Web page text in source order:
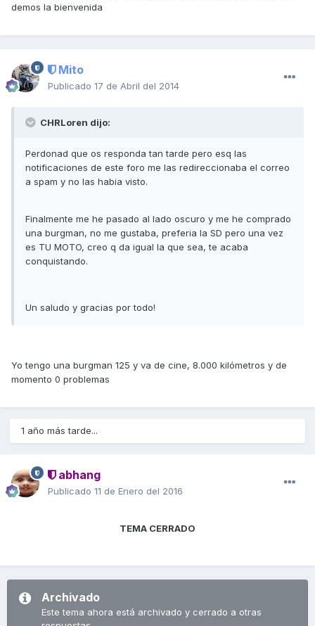
demos la bienvenida
Mito
Publicado 17 de Abril del 2014
CHRLoren dijo:
Perdonad que os responda tan tarde pero esq las
notificaciones de este foro me las redireccionaba el correo
a spam y no las habia visto.
Finalmente me he pasado al lado oscuro y me he comprado
una burgman, no me gustaba, preferia la SD pero una vez
es TU MOTO, creo q da igual la que sea, te acaba
conquistando.
Un saludo y gracias por todo!
Yo tengo una burgman 125 y va de cine, 8.000 kilómetros y de
momento 0 problemas
1 año más tarde...
abhang
Publicado 11 de Enero del 2016
TEMA CERRADO
Archivado
Este tema ahora está archivado y cerrado a otras